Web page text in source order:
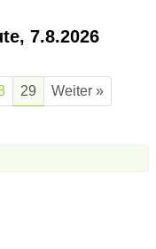
7.8.2026
29 Weiter »